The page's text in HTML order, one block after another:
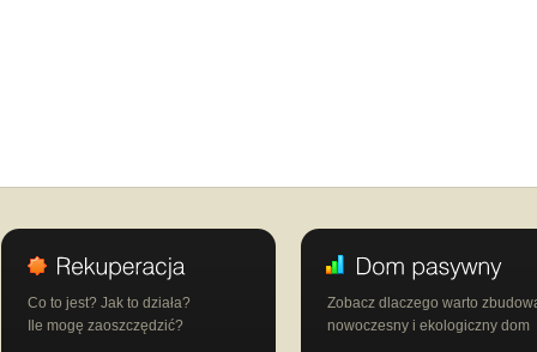
Co to jest? Jak to działa?
Ile mogę zaoszczędzić?
Zobacz dlaczego warto
nowoczesny i ekologiczny dom